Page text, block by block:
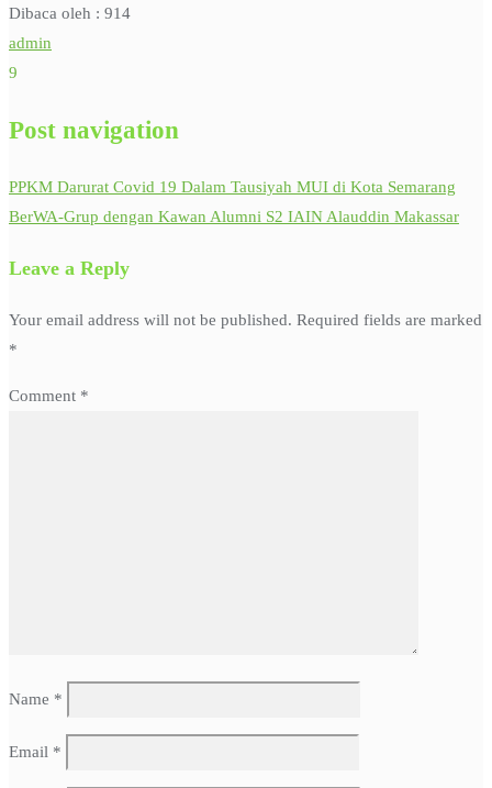
Dibaca oleh : 914
admin
9
Post navigation
PPKM Darurat Covid 19 Dalam Tausiyah MUI di Kota Semarang
BerWA-Grup dengan Kawan Alumni S2 IAIN Alauddin Makassar
Leave a Reply
Your email address will not be published. Required fields are marked
*
Comment *
Name *
Email *